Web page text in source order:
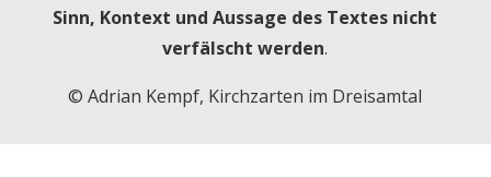
Sinn, Kontext und Aussage des Textes nicht
verfälscht werden.
© Adrian Kempf, Kirchzarten im Dreisamtal